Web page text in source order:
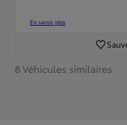
En savoir plus
8 Véhicules similaires